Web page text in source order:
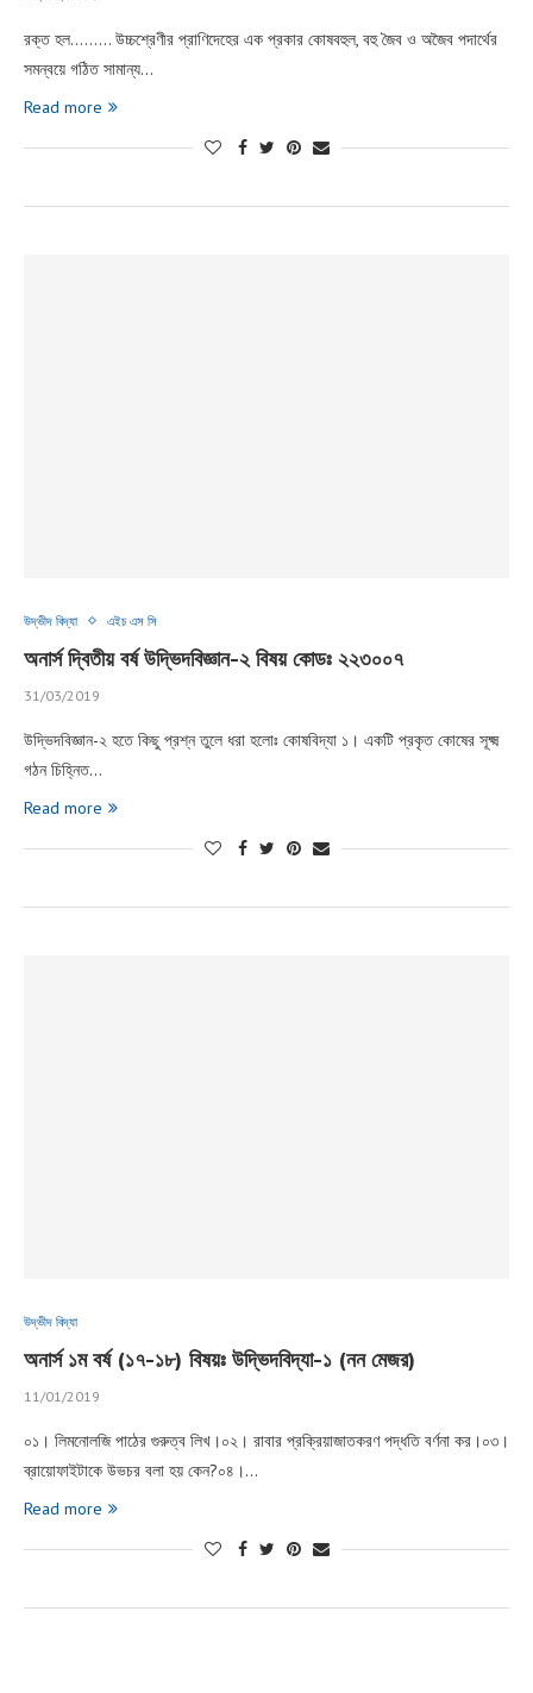
রক্ত হল……… উচ্চশ্রেণীর প্রাণিদেহের এক প্রকার কোষবহুল, বহু জৈব ও অজৈব পদার্থের
সমন্বয়ে গঠিত সামান্য…
Read more
উদ্ভীদ বিদ্যা এইচ এস সি
অনার্স দ্বিতীয় বর্ষ উদ্ভিদবিজ্ঞান-২ বিষয় কোডঃ ২২৩০০৭
31/03/2019
উদ্ভিদবিজ্ঞান-২ হতে কিছু প্রশ্ন তুলে ধরা হলোঃ কোষবিদ্যা ১। একটি প্রকৃত কোষের সূক্ষ্ম
গঠন চিহ্নিত…
Read more
উদ্ভীদ বিদ্যা
অনার্স ১ম বর্ষ (১৭-১৮) বিষয়ঃ উদ্ভিদবিদ্যা-১ (নন মেজর)
11/01/2019
০১। লিমনোলজি পাঠের গুরুত্ব লিখ।০২। রাবার প্রক্রিয়াজাতকরণ পদ্ধতি বর্ণনা কর।০৩।
ব্রায়োফাইটাকে উভচর বলা হয় কেন?০৪।…
Read more